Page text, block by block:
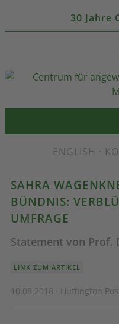
30 Jahre
ENGLISH ·
SAHRA
BÜNDNIS:
UMFRAGE
Statement von Prof.
LINK ZUM ARTIKEL
10.08.2018 · Huffington